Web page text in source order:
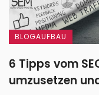
BLOGAUFBAU
6 Tipps vom
umzusetzen